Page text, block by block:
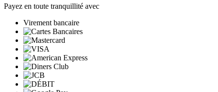
Payez en toute tranquillité avec
Virement bancaire